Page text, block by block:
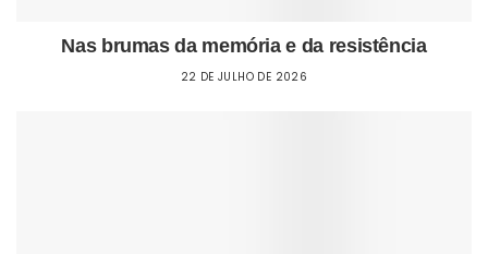
Nas brumas da memória e da resistência
22 DE JULHO DE 2026